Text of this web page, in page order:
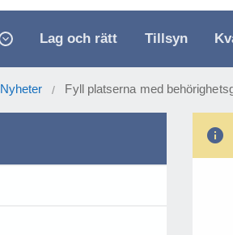
Lag och rätt Tillsyn
Nyheter / Fyll platserna med